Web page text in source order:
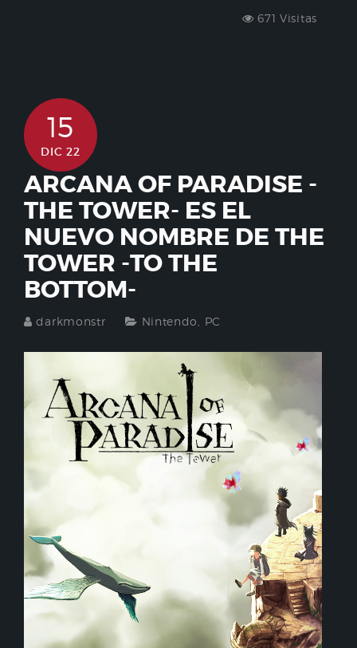
671 Visitas
15
DIC 22
ARCANA OF PARADISE -
THE TOWER- ES EL
NUEVO NOMBRE DE THE
TOWER -TO THE
BOTTOM-
darkmonstr Nintendo PC